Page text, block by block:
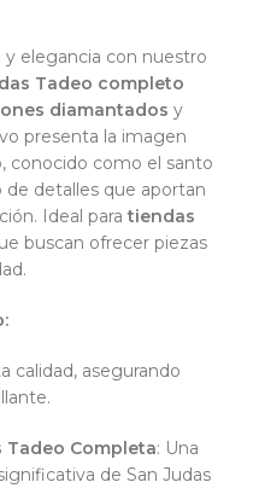
y elegancia con nuestro
Tadeo completo
diamantados y
presenta la imagen
conocido como el santo
de detalles que aportan
Ideal paratiendas
buscan ofrecer piezas
calidad, asegurando
Tadeo Completa: Una
de San Judas